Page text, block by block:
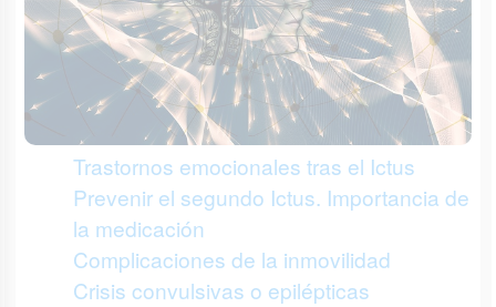
Trastornos emocionales tras el Ictus
Prevenir el segundo Ictus. Importancia de
la medicación
Complicaciones de la inmovilidad
Crisis convulsivas o epilépticas